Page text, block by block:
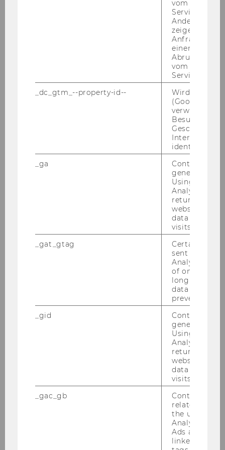
FacebookLinkedInYoutube
LERNRESSOURCEN
BLOG-KRYPTOÖKONOMIE
WIRT­SCHAFTS­UNI­VER­SI­TÄT WIEN
vom AMP-
Service
Andere
zeigen Opt-
Anfrage im
einen Fehler
Abrufen
vom AMP
Service an.
_dc_gtm_--property-id--
Wird von
(Google Tag
verwendet,
Besucher
Geschlecht
Interessen zu
identifizieren.
_ga
Contains a
generated
Using this
Analytics can
returning
website and
data from
visits.
_gat_gtag
Certain data
sent to
Analytics a
of once per
long as it is
data
prevented.
_gid
Contains a
generated
Using this
Analytics can
returning
website and
data from
visits.
_gac_gb
Contains
related
the user. If
Analytics and
Ads accounts
linked, the